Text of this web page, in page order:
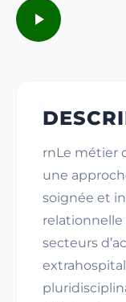
rnLe métier
une
soignée et
relationnelle
secteurs